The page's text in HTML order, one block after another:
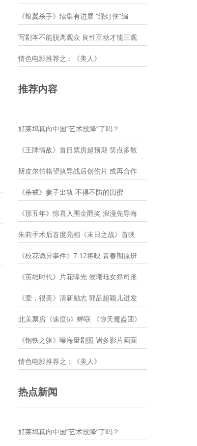
《银翼杀手》续集有进展 “绿灯侠”编
写剧本不能脱离观众 良性互动才能三观
情色电影推荐之：《美人》
推荐内容
好莱坞真向中国“艺术投降”了吗？
《王牌情敌》首日票房超预期 笑点多散
斯皮尔伯格望执导战后创伤片 或再合作
《杀戒》妻子出轨 不得不防的闺蜜
《那五年》惊喜入围金爵奖 浪漫先导海
朱莉手术后首度亮相《末日之战》首映
《校花诡异事件》7.12将映 青春期原班
《英雄时代》片花曝光 侯璎珏女祭司形
《爱，很美》清新励志 郭品超颖儿迸发
北美票房《速度6》蝉联 《惊天魔盗团》
《钢铁之躯》曝海量剧照 诸多影片画面
情色电影推荐之：《美人》
热点新闻
好莱坞真向中国“艺术投降”了吗？